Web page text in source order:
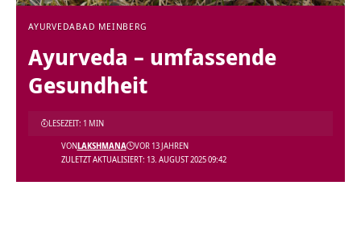
AYURVEDABAD MEINBERG
Ayurveda – umfassende
Gesundheit
ZULETZT AKTUALISIERT: 13. AUGUST 2025 09:42
VONLAKSHMANA VOR 13 JAHREN
LESEZEIT: 1 MIN